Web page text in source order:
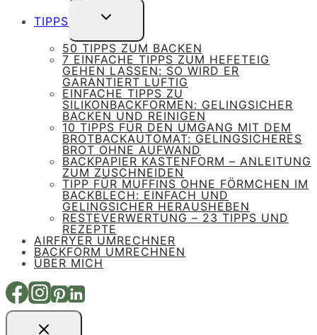
TIPPS
UNTERMENÜ
UMSCHALTEN
50 TIPPS ZUM BACKEN
7 EINFACHE TIPPS ZUM HEFETEIG
GEHEN LASSEN: SO WIRD ER
GARANTIERT LUFTIG
EINFACHE TIPPS ZU
SILIKONBACKFORMEN: GELINGSICHER
BACKEN UND REINIGEN
10 TIPPS FÜR DEN UMGANG MIT DEM
BROTBACKAUTOMAT: GELINGSICHERES
BROT OHNE AUFWAND
BACKPAPIER KASTENFORM – ANLEITUNG
ZUM ZUSCHNEIDEN
TIPP FÜR MUFFINS OHNE FÖRMCHEN IM
BACKBLECH: EINFACH UND
GELINGSICHER HERAUSHEBEN
RESTEVERWERTUNG – 23 TIPPS UND
REZEPTE
AIRFRYER UMRECHNER
BACKFORM UMRECHNEN
ÜBER MICH